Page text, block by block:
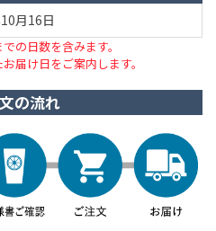
月16日
の日数を含みます。
届け日をご案内します。
の流れ